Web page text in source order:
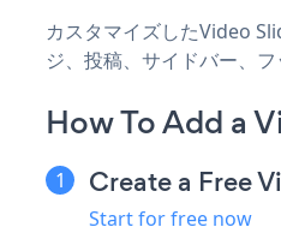
カスタマイズしたVideo
ジ、投稿、サイドバー、
How To Add a
Create a Free
Start for free now